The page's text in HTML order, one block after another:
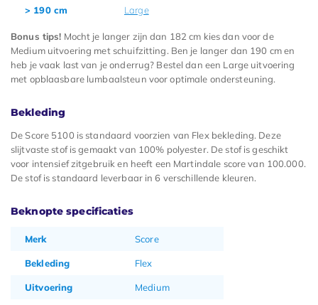
> 190 cm Large
Bonus tips! Mocht je langer zijn dan 182 cm kies dan voor de
Medium uitvoering met schuifzitting. Ben je langer dan 190 cm en
heb je vaak last van je onderrug? Bestel dan een Large uitvoering
met opblaasbare lumbaalsteun voor optimale ondersteuning.
Bekleding
De Score 5100 is standaard voorzien van Flex bekleding. Deze
slijtvaste stof is gemaakt van 100% polyester. De stof is geschikt
voor intensief zitgebruik en heeft een Martindale score van 100.000.
De stof is standaard leverbaar in 6 verschillende kleuren.
Beknopte specificaties
Merk Score
Bekleding Flex
Uitvoering Medium